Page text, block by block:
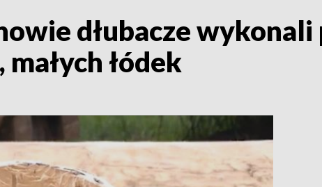
dłubacze
łódek